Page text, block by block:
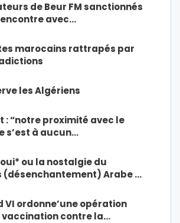
de Beur FM sanctionnés
avec…
marocains rattrapés par
les Algériens
: “notre proximité avec le
s’est à aucun…
ou la nostalgie du
(désenchantement) Arabe …
VI ordonne’une opération
vaccination contre la…